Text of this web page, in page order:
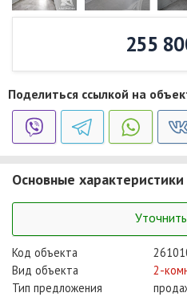
255
Поделиться ссылкой на
Основные характеристики
Код объекта
Вид объекта
2-
Тип предложения